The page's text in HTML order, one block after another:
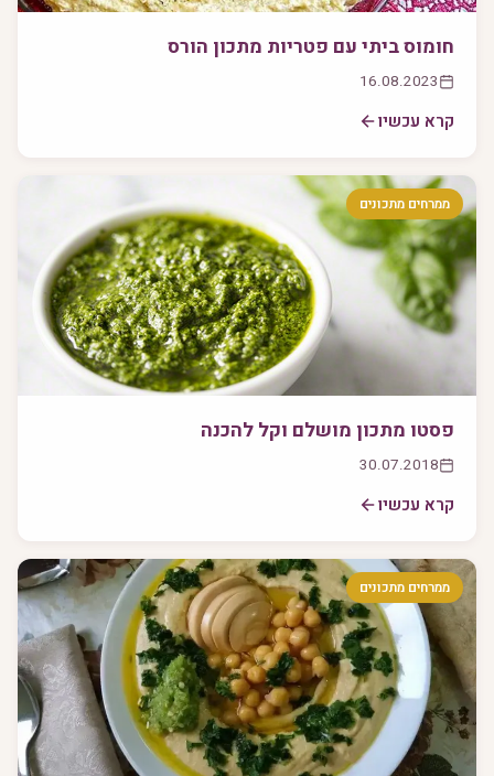
חומוס ביתי עם פטריות מתכון הורס
16.08.2023
קרא עכשיו
ממרחים מתכונים
פסטו מתכון מושלם וקל להכנה
30.07.2018
קרא עכשיו
ממרחים מתכונים